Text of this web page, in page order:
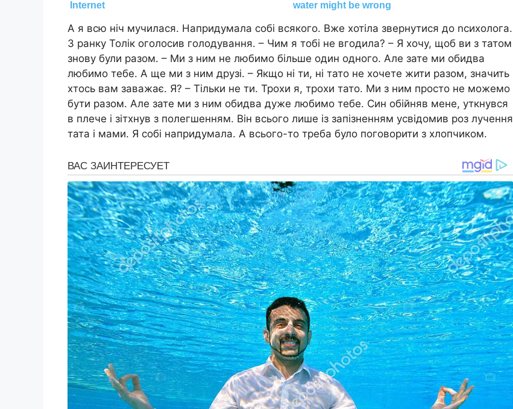
А я всю ніч мучилася. Напридумала собі всякого. Вже хотіла звернутися до nсихолога.
З ранку Толік оголосив голодування. – Чим я тобі не вгодила? – Я хочу, щоб ви з татом
знову були разом. – Ми з ним не любимо більше один одного. Але зате ми обидва
любимо тебе. А ще ми з ним друзі. – Якщо ні ти, ні тато не хочете жити разом, значить
хтось вам заважає. Я? – Тільки не ти. Трохи я, трохи тато. Ми з ним просто не можемо
бути разом. Але зате ми з ним обидва дуже любимо тебе. Син обійняв мене, уткнувся
в плече і зітхнув з полегшенням. Він всього лише із запізненням усвідомив роз лучення
тата і мами. Я собі напридумала. А всього-то треба було поговорити з хлопчиком.